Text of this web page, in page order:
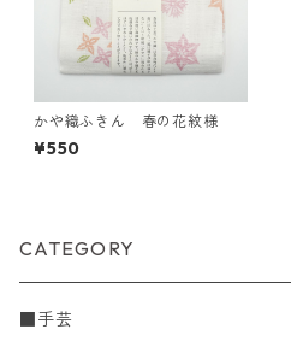
かや織ふきん 春の花紋様
¥550
CATEGORY
■手芸